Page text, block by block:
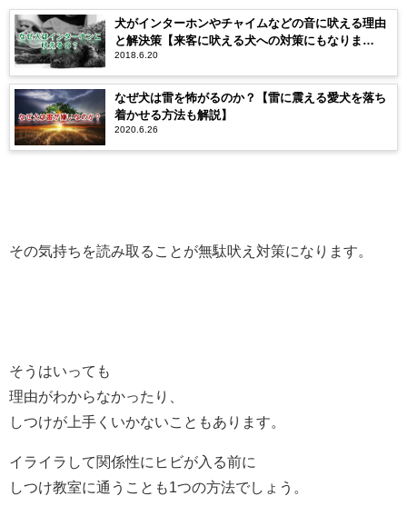
犬がインターホンやチャイムなどの音に吠える理由
と解決策【来客に吠える犬への対策にもなりま
す。】
2018.6.20
なぜ犬は雷を怖がるのか？【雷に震える愛犬を落ち
着かせる方法も解説】
2020.6.26
その気持ちを読み取ることが無駄吠え対策になります。
そうはいっても
理由がわからなかったり、
しつけが上手くいかないこともあります。
イライラして関係性にヒビが入る前に
しつけ教室に通うことも1つの方法でしょう。